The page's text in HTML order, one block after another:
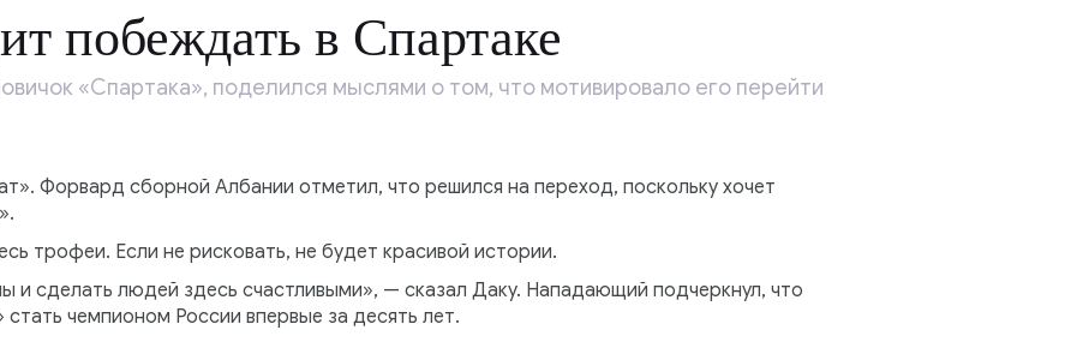
побеждать в Спартаке
«Спартака», поделился мыслями о том, что мотивировало его перейти
Форвард сборной Албании отметил, что решился на переход, поскольку хочет
трофеи. Если не рисковать, не будет красивой истории.
и сделать людей здесь счастливыми», — сказал Даку. Нападающий подчеркнул, что
чемпионом России впервые за десять лет.